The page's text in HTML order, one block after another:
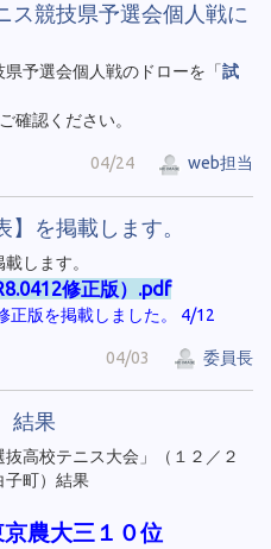
ス競技県予選会個人戦に
予選会個人戦のドローを「試
確認ください。
04/24 web担当
を掲載します。
します。
修正版）.pdf
正版を掲載しました。 4/12
04/03 委員長
結果
抜高校テニス大会」（１２／２
子町）結果
農大三１０位